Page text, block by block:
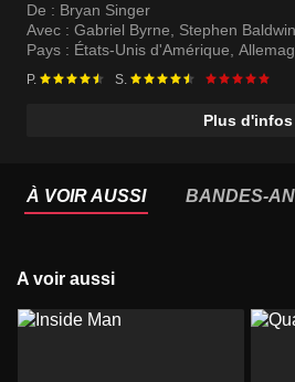
De : Bryan Singer
Avec : Gabriel Byrne, Stephen Baldwin
Pays : États-Unis d'Amérique,
P. S.
Plus d'infos
À VOIR AUSSI BANDES-
A voir aussi